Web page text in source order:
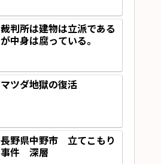
裁判所は建物は立派である
が中身は腐っている。
マツダ地獄の復活
長野県中野市 立てこもり
事件 深層